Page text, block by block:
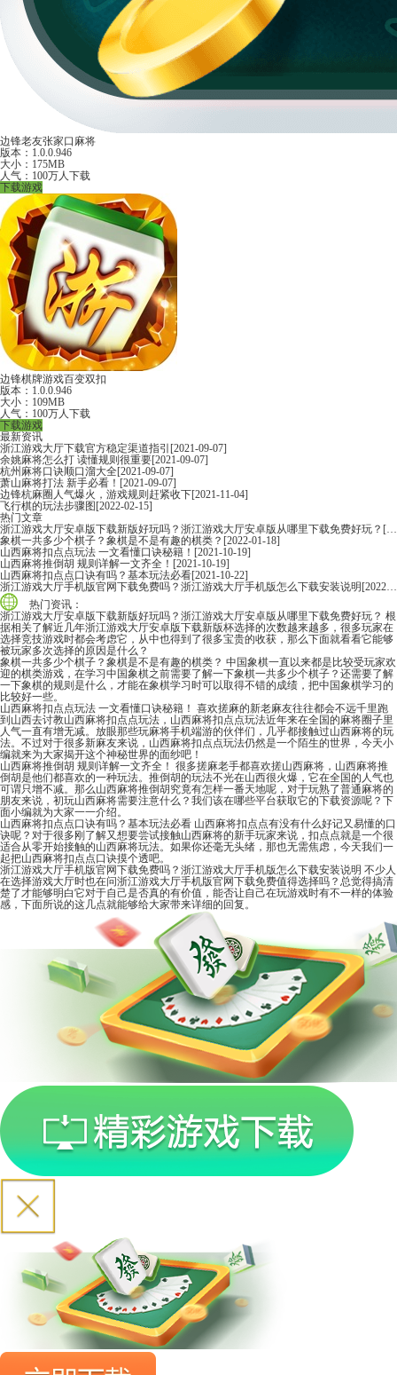
边锋老友张家口麻将
版本：1.0.0.946
大小：175MB
人气：100万人下载
下载游戏
边锋棋牌游戏百变双扣
版本：1.0.0.946
大小：109MB
人气：100万人下载
下载游戏
最新资讯
浙江游戏大厅下载官方稳定渠道指引 [2021-09-07]
余姚麻将怎么打 读懂规则很重要[2021-09-07]
杭州麻将口诀顺口溜大全[2021-09-07]
萧山麻将打法 新手必看！ [2021-09-07]
边锋杭麻圈人气爆火，游戏规则赶紧收下[2021-11-04]
飞行棋的玩法步骤图 [2022-02-15]
热门文章
浙江游戏大厅安卓版下载新版好玩吗？浙江游戏大厅安卓版从哪里下载免费好玩？ [2022-06-16]
象棋一共多少个棋子？象棋是不是有趣的棋类？ [2022-01-18]
山西麻将扣点点玩法 一文看懂口诀秘籍！ [2021-10-19]
山西麻将推倒胡 规则详解一文齐全！ [2021-10-19]
山西麻将扣点点口诀有吗？基本玩法必看[2021-10-22]
浙江游戏大厅手机版官网下载免费吗？浙江游戏大厅手机版怎么下载安装说明 [2022-06-16]
热门资讯：
浙江游戏大厅安卓版下载新版好玩吗？浙江游戏大厅安卓版从哪里下载免费好玩？ 根
据相关了解近几年浙江游戏大厅安卓版下载新版杯选择的次数越来越多，很多玩家在
选择竞技游戏时都会考虑它，从中也得到了很多宝贵的收获，那么下面就看看它能够
被玩家多次选择的原因是什么？
象棋一共多少个棋子？象棋是不是有趣的棋类？ 中国象棋一直以来都是比较受玩家欢
迎的棋类游戏，在学习中国象棋之前需要了解一下象棋一共多少个棋子？还需要了解
一下象棋的规则是什么，才能在象棋学习时可以取得不错的成绩，把中国象棋学习的
比较好一些。
山西麻将扣点点玩法 一文看懂口诀秘籍！ 喜欢搓麻的新老麻友往往都会不远千里跑
到山西去讨教山西麻将扣点点玩法，山西麻将扣点点玩法近年来在全国的麻将圈子里
人气一直有增无减。放眼那些玩麻将手机端游的伙伴们，几乎都接触过山西麻将的玩
法。不过对于很多新麻友来说，山西麻将扣点点玩法仍然是一个陌生的世界，今天小
编就来为大家揭开这个神秘世界的面纱吧！
山西麻将推倒胡 规则详解一文齐全！ 很多搓麻老手都喜欢搓山西麻将，山西麻将推
倒胡是他们都喜欢的一种玩法。推倒胡的玩法不光在山西很火爆，它在全国的人气也
可谓只增不减。那么山西麻将推倒胡究竟有怎样一番天地呢，对于玩熟了普通麻将的
朋友来说，初玩山西麻将需要注意什么？我们该在哪些平台获取它的下载资源呢？下
面小编就为大家一一介绍。
山西麻将扣点点口诀有吗？基本玩法必看 山西麻将扣点点有没有什么好记又易懂的口
诀呢？对于很多刚了解又想要尝试接触山西麻将的新手玩家来说，扣点点就是一个很
适合从零开始接触的山西麻将玩法。如果你还毫无头绪，那也无需焦虑，今天我们一
起把山西麻将扣点点口诀摸个透吧。
浙江游戏大厅手机版官网下载免费吗？浙江游戏大厅手机版怎么下载安装说明 不少人
在选择游戏大厅时也在问浙江游戏大厅手机版官网下载免费值得选择吗？总觉得搞清
楚了才能够明白它对于自己是否真的有价值，能否让自己在玩游戏时有不一样的体验
感，下面所说的这几点就能够给大家带来详细的回复。